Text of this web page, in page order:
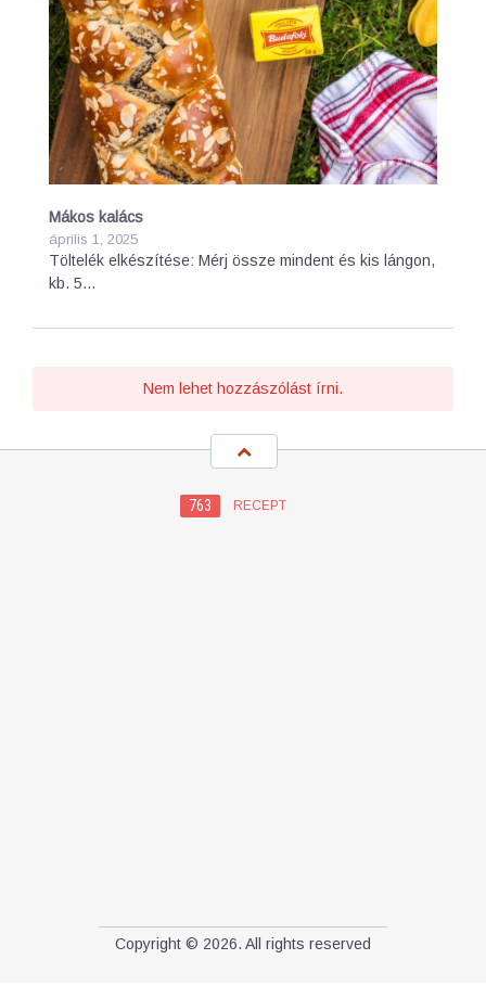
Mákos kalács
április 1, 2025
Töltelék elkészítése: Mérj össze mindent és kis lángon,
kb. 5…
Nem lehet hozzászólást írni.
763 RECEPT
Copyright © 2026. All rights reserved